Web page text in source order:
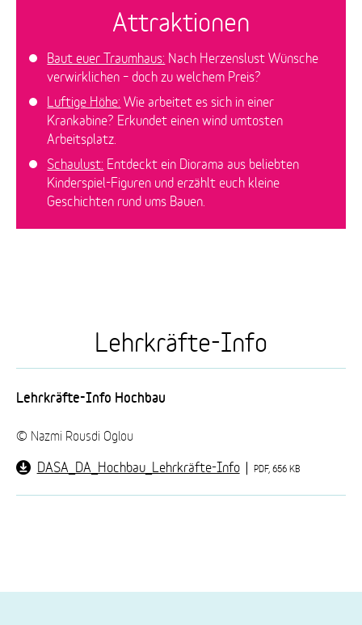
Attraktionen
Baut euer Traumhaus: Nach Herzenslust Wünsche
verwirklichen – doch zu welchem Preis?
Luftige Höhe: Wie arbeitet es sich in einer
Krankabine? Erkundet einen wind umtosten
Arbeitsplatz.
Schaulust: Entdeckt ein Diorama aus beliebten
Kinderspiel-Figuren und erzählt euch kleine
Geschichten rund ums Bauen.
Lehrkräfte-Info
Lehrkräfte-Info Hochbau
© Nazmi Rousdi Oglou
DASA_DA_Hochbau_Lehrkräfte-Info PDF, 656 KB